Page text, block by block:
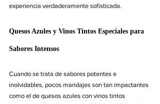
experiencia verdaderamente sofisticada.
Quesos Azules y Vinos Tintos Especiales para
Sabores Intensos
Cuando se trata de sabores potentes e
inolvidables, pocos maridajes son tan impactantes
como el de quesos azules con vinos tintos